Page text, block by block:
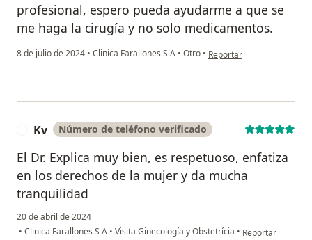
profesional, espero pueda ayudarme a que se
me haga la cirugía y no solo medicamentos.
8 de julio de 2024 • Clinica Farallones S A • Otro • en opinión del usuario
Reportar
Kv Número de teléfono verificado
El Dr. Explica muy bien, es respetuoso, enfatiza
en los derechos de la mujer y da mucha
tranquilidad
20 de abril de 2024
• Clinica Farallones S A • Visita Ginecología y Obstetrícia • en opinión del
Reportar